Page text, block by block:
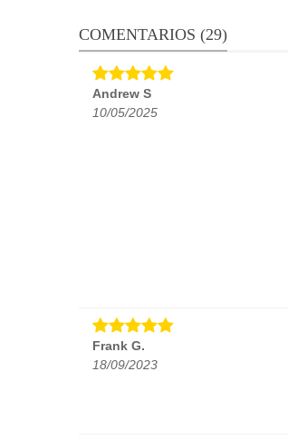
COMENTARIOS (29)
Andrew S
10/05/2025
Frank G.
18/09/2023